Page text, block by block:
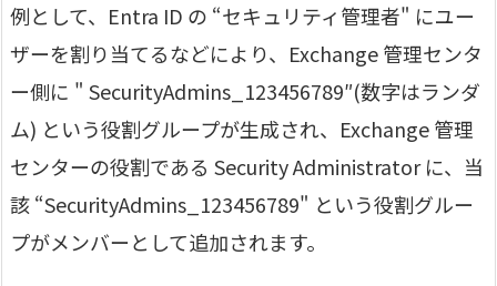
例として、Entra ID の “セキュリティ管理者" にユー
ザーを割り当てるなどにより、Exchange 管理センタ
ー側に " SecurityAdmins_123456789″(数字はランダ
ム) という役割グループが生成され、Exchange 管理
センターの役割である Security Administrator に、当
該 “SecurityAdmins_123456789" という役割グルー
プがメンバーとして追加されます。